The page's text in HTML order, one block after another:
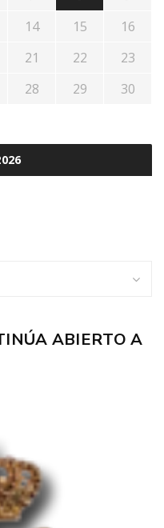
14 15
16
21 22
23
28 29
30
ABIERTO A